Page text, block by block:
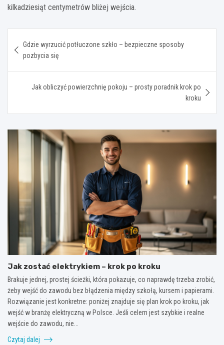
kilkadziesiąt centymetrów bliżej wejścia.
wpisu
Gdzie wyrzucić potłuczone szkło – bezpieczne sposoby
pozbycia się
Jak obliczyć powierzchnię pokoju – prosty poradnik krok po
kroku
Jak zostać elektrykiem – krok po kroku
Brakuje jednej, prostej ścieżki, która pokazuje, co naprawdę trzeba zrobić,
żeby wejść do zawodu bez błądzenia między szkołą, kursem i papierami.
Rozwiązanie jest konkretne: poniżej znajduje się plan krok po kroku, jak
wejść w branżę elektryczną w Polsce. Jeśli celem jest szybkie i realne
wejście do zawodu, nie…
Czytaj dalej